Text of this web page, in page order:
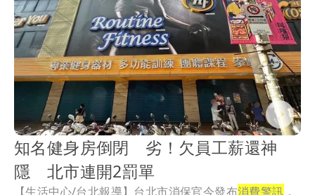
知名健身房倒閉 劣！欠員工薪還神
隱 北市連開2罰單
【生活中心/台北報導】台北市消保官今發布消費警訊 ，